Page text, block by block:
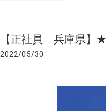
【正社員 兵庫県】
2022/05/30